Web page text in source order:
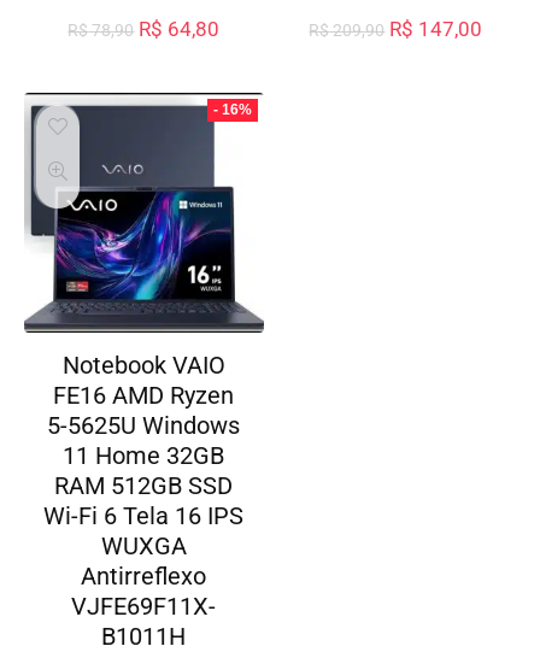
R$78,90 R$ 64,80 R$209,90 R$ 147,00
- 16%
Notebook VAIO
FE16 AMD Ryzen
5-5625U Windows
11 Home 32GB
RAM 512GB SSD
Wi-Fi 6 Tela 16 IPS
WUXGA
Antirreflexo
VJFE69F11X-
B1011H